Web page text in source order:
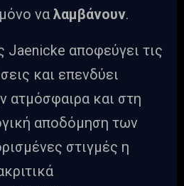
να λαμβάνουν.
Jaenicke αποφεύγει τις
και επενδύει
ατμόσφαιρα και στη
αποδόμηση των
στιγμές η